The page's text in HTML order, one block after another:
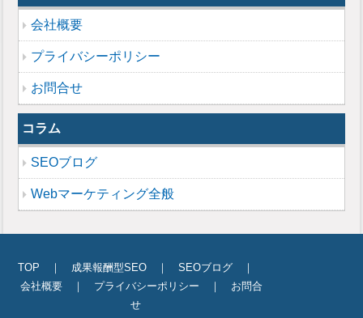
会社概要
プライバシーポリシー
お問合せ
コラム
SEOブログ
Webマーケティング全般
TOP ｜ 成果報酬型SEO ｜SEOブログ ｜
会社概要｜ プライバシーポリシー ｜ お問合
せ